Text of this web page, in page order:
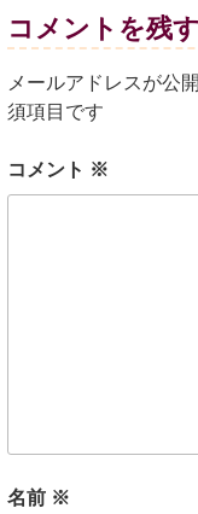
b
o
o
d
o
n
コメントを残す
メールアドレスが公
須項目です
コメント ※
名前 ※